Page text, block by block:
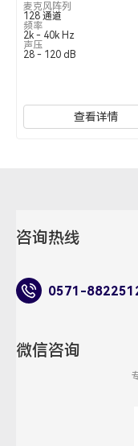
麦克风阵列
128 通道
频率
2k - 40k Hz
声压
28 - 120 dB
查看详情
咨询热线
0571-
微信咨询